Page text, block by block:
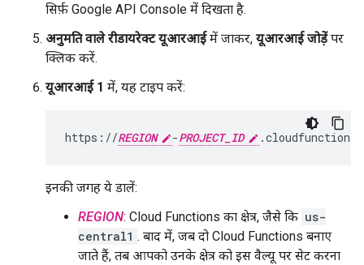
सिर्फ़ Google API Console में दिखता है.
अनुमति वाले रीडायरेक्ट यूआरआईमें जाकर, यूआरआई जोड़ेंपर
क्लिक करें.
यूआरआई 1 में, यह टाइप करें:
https://REGION -PROJECT_ID
इनकी जगह ये डालें:
REGION: Cloud Functions का क्षेत्र, जैसे कि us-
central1 . बाद में, जब दो Cloud Functions बनाए
जाते हैं, तब आपको उनके क्षेत्र को इस वैल्यू पर सेट करना